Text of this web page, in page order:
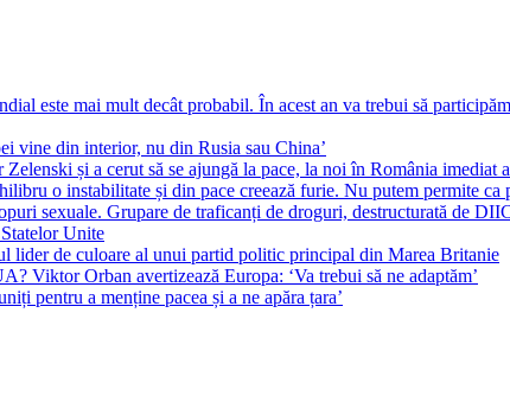
este mai mult decât probabil. În acest an va trebui să
vine din interior, nu din Rusia sau China’
și a cerut să se ajungă la pace, la noi în România imediat
o instabilitate și din pace creează furie. Nu putem permite
sexuale. Grupare de traficanți de droguri, destructurată de
Unite
lider de culoare al unui partid politic principal din Marea Britanie
Viktor Orban avertizează Europa: ‘Va trebui să ne adaptăm’
pentru a menține pacea și a ne apăra țara’